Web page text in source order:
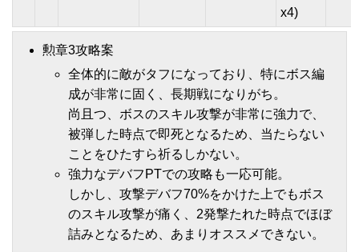
x4)
勲章3攻略案
全体的に敵がタフになっており、特にボス編
成が非常に固く、長期戦になりがち。
尚且つ、ボスのスキル攻撃が非常に強力で、
被弾した時点で即死となるため、当たらない
ことをひたすら祈るしかない。
強力なデバフPTでの攻略も一応可能。
しかし、攻撃デバフ70%をかけた上でもボス
のスキル攻撃が痛く、2発撃たれた時点でほぼ
詰みとなるため、あまりオススメできない。